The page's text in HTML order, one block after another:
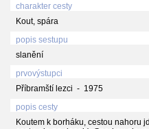
charakter cesty
Kout, spára
popis sestupu
slanění
prvovýstupci
Příbramští lezci - 1975
popis cesty
Koutem k borháku, cestou nahoru